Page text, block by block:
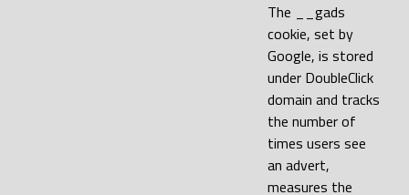
The __gads
cookie, set by
Google, is stored
under DoubleClick
domain and tracks
the number of
times users see
an advert,
measures the